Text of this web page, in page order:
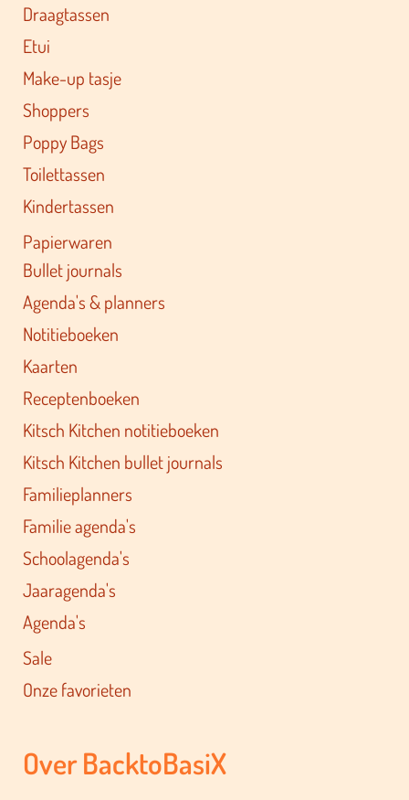
Draagtassen
Etui
Make-up tasje
Shoppers
Poppy Bags
Toilettassen
Kindertassen
Papierwaren
Bullet journals
Agenda's & planners
Notitieboeken
Kaarten
Receptenboeken
Kitsch Kitchen notitieboeken
Kitsch Kitchen bullet journals
Familieplanners
Familie agenda's
Schoolagenda's
Jaaragenda's
Agenda's
Sale
Onze favorieten
Over BacktoBasiX